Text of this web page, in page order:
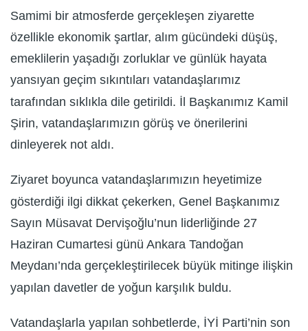
Samimi bir atmosferde gerçekleşen ziyarette
özellikle ekonomik şartlar, alım gücündeki düşüş,
emeklilerin yaşadığı zorluklar ve günlük hayata
yansıyan geçim sıkıntıları vatandaşlarımız
tarafından sıklıkla dile getirildi. İl Başkanımız Kamil
Şirin, vatandaşlarımızın görüş ve önerilerini
dinleyerek not aldı.
Ziyaret boyunca vatandaşlarımızın heyetimize
gösterdiği ilgi dikkat çekerken, Genel Başkanımız
Sayın Müsavat Dervişoğlu’nun liderliğinde 27
Haziran Cumartesi günü Ankara Tandoğan
Meydanı’nda gerçekleştirilecek büyük mitinge ilişkin
yapılan davetler de yoğun karşılık buldu.
Vatandaşlarla yapılan sohbetlerde, İYİ Parti’nin son